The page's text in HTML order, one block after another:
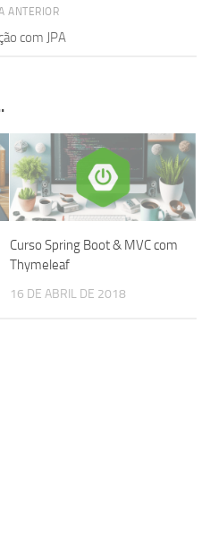
ANTERIOR
com JPA
Curso Spring Boot & MVC com
Thymeleaf
16 DE ABRIL DE 2018